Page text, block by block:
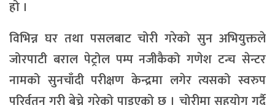
हो ।
विभिन्न घर तथा पसलबाट चोरी गरेको सुन अभियुक्तले
जोरपाटी बराल पेट्रोल पम्प नजीकैको गणेश टन्च सेन्टर
नामको सुनचाँदी परीक्षण केन्द्रमा लगेर त्यसको स्वरुप